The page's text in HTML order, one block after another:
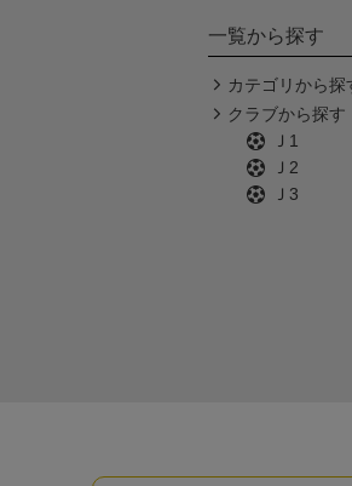
一覧から探す
カテゴリから探
クラブから探す
Ｊ1
Ｊ2
Ｊ3